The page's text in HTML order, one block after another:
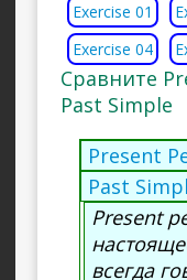
Exercise 01
Exercise 04
Сравните
Past Simple
Present
Past
Present
всегда